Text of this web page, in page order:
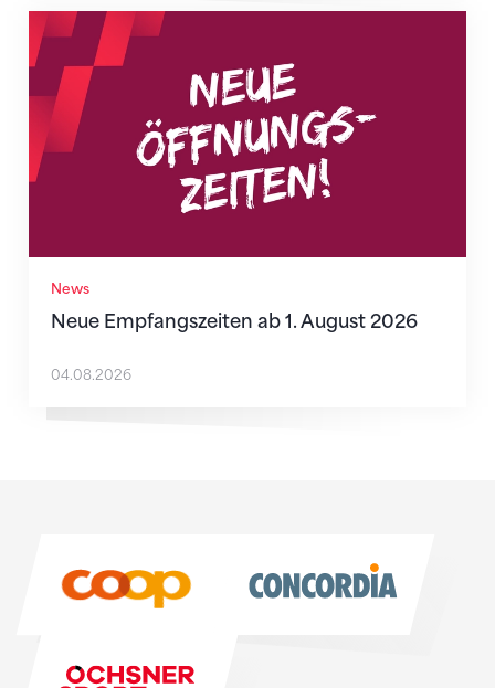
News
Neue Empfangszeiten ab 1. August 2026
Neue Empfangszeiten ab 1. August 2026
04.08.2026